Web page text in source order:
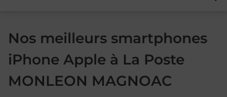
Nos meilleurs smartphones
iPhone Apple à La Poste
MONLEON MAGNOAC